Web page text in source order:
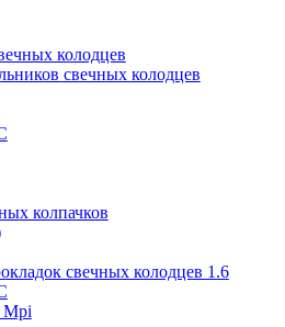
колодцев
свечных колодцев
колпачков
свечных колодцев 1.6
Mpi